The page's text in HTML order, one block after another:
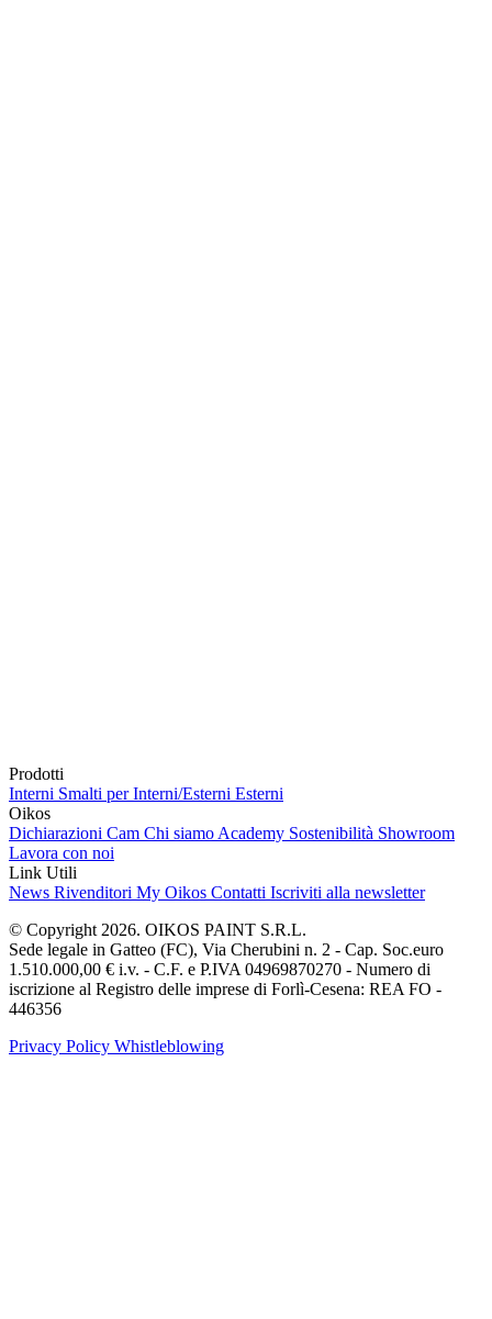
Prodotti
Interni Smalti per Interni/Esterni Esterni
Oikos
Dichiarazioni Cam Chi siamo Academy Sostenibilità Showroom
Lavora con noi
Link Utili
News Rivenditori My Oikos Contatti Iscriviti alla newsletter
© Copyright 2026. OIKOS PAINT S.R.L.
Sede legale in Gatteo (FC), Via Cherubini n. 2 - Cap. Soc.euro
1.510.000,00 € i.v. - C.F. e P.IVA 04969870270 - Numero di
iscrizione al Registro delle imprese di Forlì-Cesena: REA FO -
446356
Privacy Policy Whistleblowing